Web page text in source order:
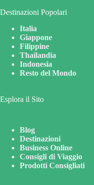
Destinazioni Popolari
Italia
Giappone
Filippine
Thailandia
Indonesia
Resto del Mondo
Esplora il Sito
Blog
Destinazioni
Business Online
Consigli di Viaggio
Prodotti Consigliati